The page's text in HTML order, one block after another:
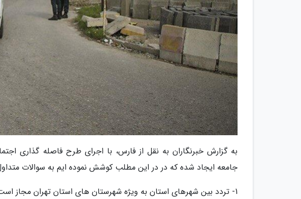
به گزارش خبرنگاران به نقل از فارس، با اجرای طرح فاصله گذاری
جامعه ایجاد شده که در در این مطلب کوشش نموده ایم به سوالات
1- تردد بین شهرهای استان به ویژه شهرستان های استان تهران مجاز است؟